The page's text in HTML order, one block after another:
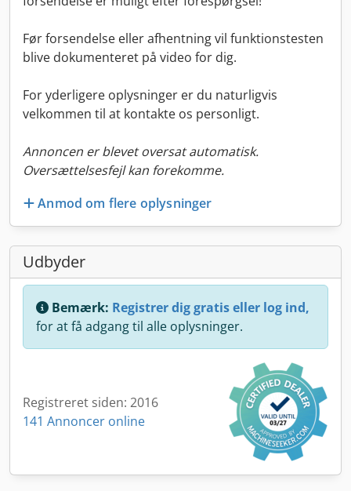
Før forsendelse eller afhentning vil funktionstesten
blive dokumenteret på video for dig.
For yderligere oplysninger er du naturligvis
velkommen til at kontakte os personligt.
Annoncen er blevet oversat automatisk.
Oversættelsesfejl kan forekomme.
Anmod om flere oplysninger
Udbyder
Bemærk: Registrer dig gratis eller log ind,
for at få adgang til alle oplysninger.
Registreret siden: 2016
141 Annoncer online